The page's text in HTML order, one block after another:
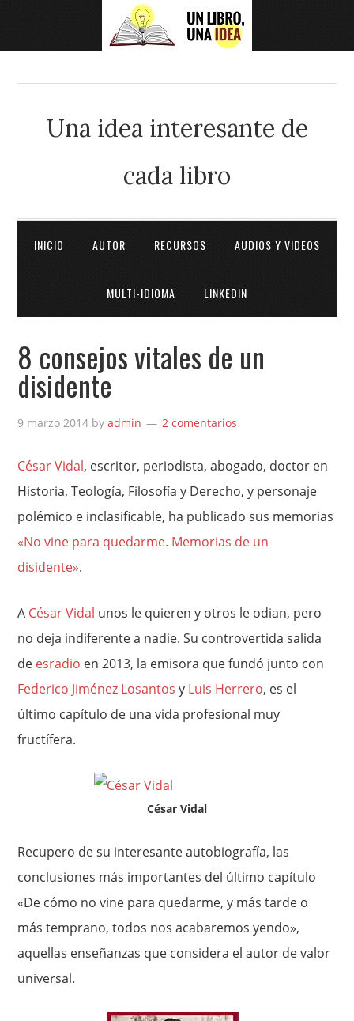
Una idea interesante de
cada libro
INICIO AUTOR RECURSOS AUDIOS Y VIDEOS
MULTI-IDIOMA LINKEDIN
8 consejos vitales de un
disidente
9 marzo 2014 byadmin 2 comentarios
César Vidal, escritor, periodista, abogado, doctor en
Historia, Teología, Filosofía y Derecho, y personaje
polémico e inclasificable, ha publicado sus memorias
«No vine para quedarme. Memorias de un
disidente».
A César Vidal unos le quieren y otros le odian, pero
no deja indiferente a nadie. Su controvertida salida
de esradio en 2013, la emisora que fundó junto con
Federico Jiménez Losantos y Luis Herrero, es el
último capítulo de una vida profesional muy
fructífera.
César Vidal
Recupero de su interesante autobiografía, las
conclusiones más importantes del último capítulo
«De cómo no vine para quedarme, y más tarde o
más temprano, todos nos acabaremos yendo»,
aquellas enseñanzas que considera el autor de valor
universal.